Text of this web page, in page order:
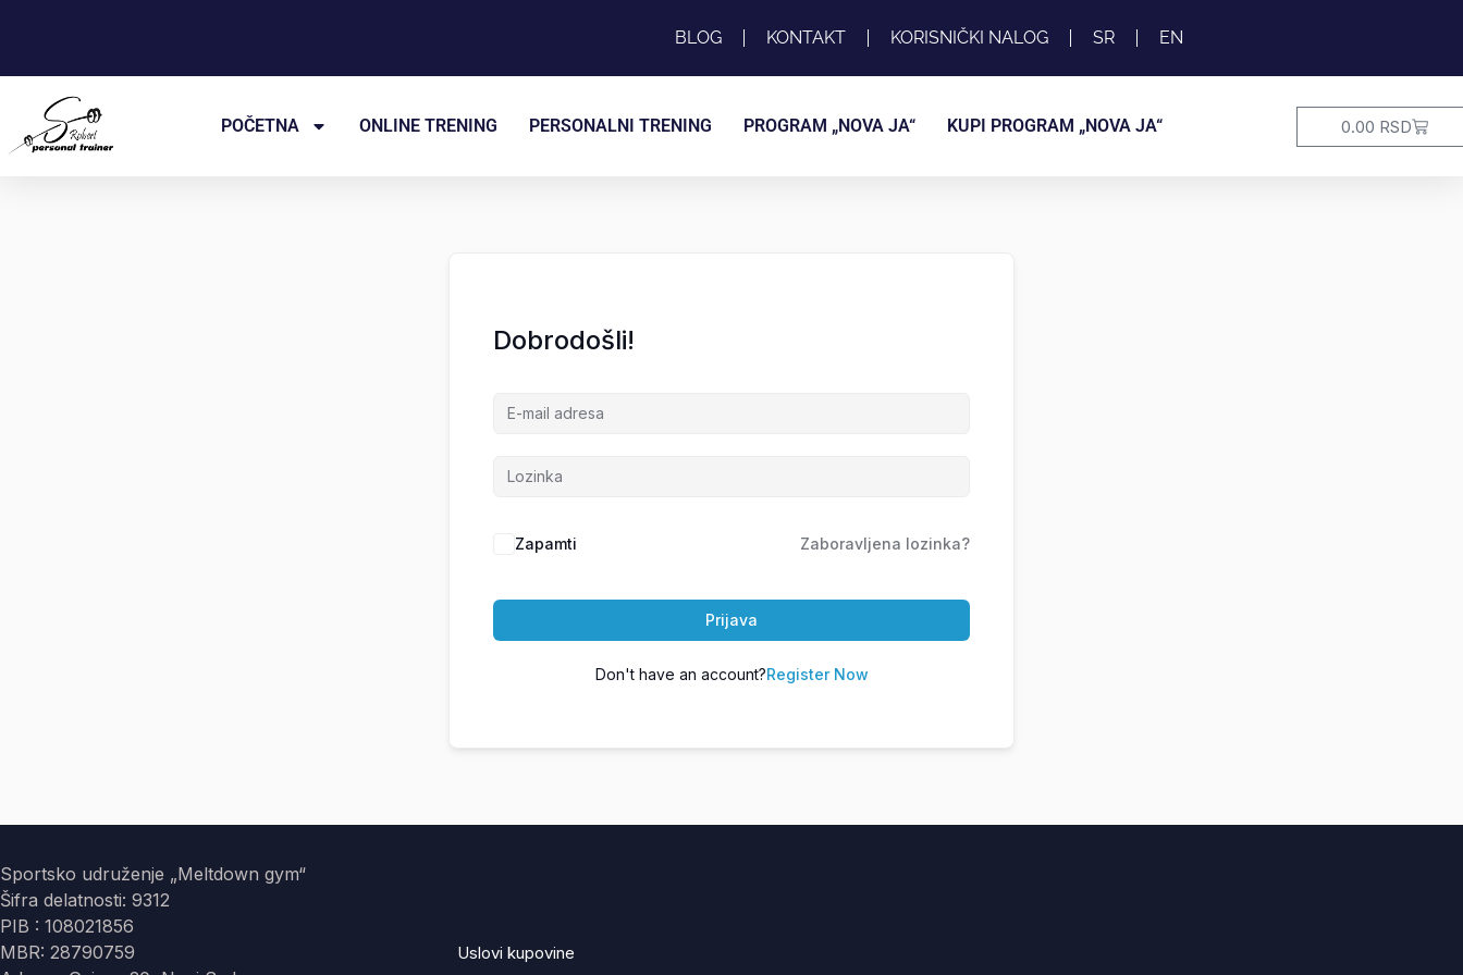
BLOG KONTAKT KORISNIČKI NALOG SR EN
POČETNA ONLINE TRENING PERSONALNI TRENING PROGRAM „NOVA JA“ KUPI PROGRAM „NOVA JA“ 0.00 RSDCart
Dobrodošli!
Zapamti Zaboravljena lozinka?
Prijava
Don't have an account?Register Now
Sportsko udruženje „Meltdown gym“
Šifra delatnosti: 9312
PIB : 108021856
MBR: 28790759
Uslovi kupovine